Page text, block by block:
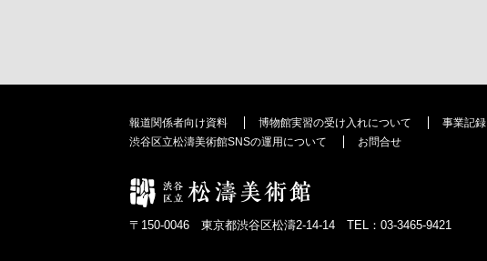
報道関係者向け資料 博物館実習の受け入れについて 事業記録
渋谷区立松濤美術館SNSの運用について
お問合せ
〒150-0046 東京都渋谷区松濤2-14-14 TEL：03-3465-9421